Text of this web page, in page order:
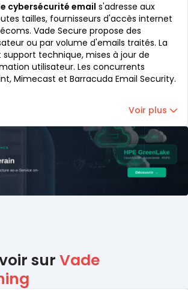
cybersécurité email s'adresse aux
tailles, fournisseurs d'accès internet
Vade Secure propose des
ou par volume d'emails traités. La
technique, mises à jour de
utilisateur. Les concurrents
Mimecast et Barracuda Email Security.
Voir plus
sur Vade